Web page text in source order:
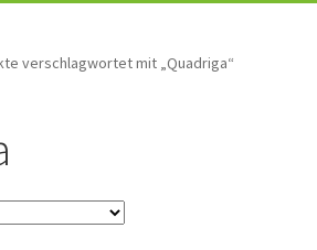
verschlagwortet mit „Quadriga“